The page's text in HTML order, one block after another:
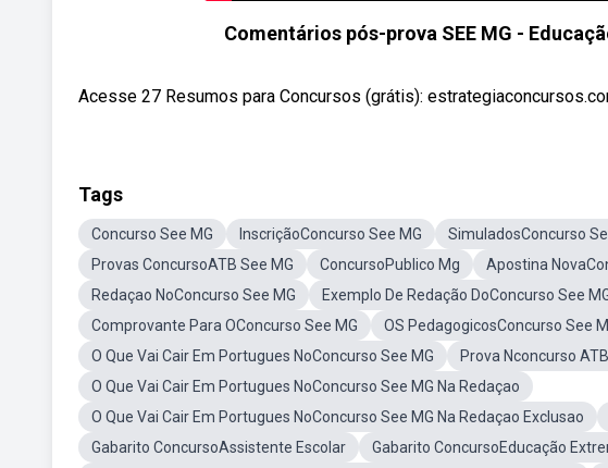
Comentários pós-prova SEE MG -
Acesse 27 Resumos para Concursos (grátis):
Tags
Concurso See MG InscriçãoConcurso See MG SimuladosConcurso
Provas ConcursoATB See MG
ConcursoPublico Mg Apostina
Redaçao NoConcurso See MG
Exemplo De Redação DoConcurso See
Comprovante Para OConcurso See MG
OS PedagogicosConcurso See
O Que Vai Cair Em Portugues NoConcurso See MG
Prova Nconcurso
O Que Vai Cair Em Portugues NoConcurso See MG Na Redaçao
O Que Vai Cair Em Portugues NoConcurso See MG Na Redaçao Exclusao
Gabarito ConcursoAssistente Escolar
Gabarito ConcursoEducação